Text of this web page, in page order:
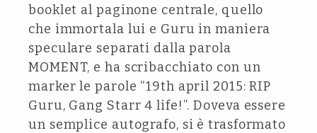
booklet al paginone centrale, quello
che immortala lui e Guru in maniera
speculare separati dalla parola
MOMENT, e ha scribacchiato con un
marker le parole “19th april 2015: RIP
Guru, Gang Starr 4 life!”. Doveva essere
un semplice autografo, si è trasformato